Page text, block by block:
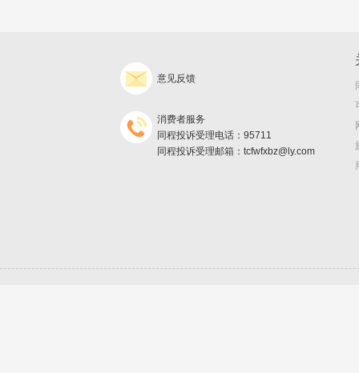
意见反馈
消费者服务
同程投诉受理电话：95711
同程投诉受理邮箱：tcfwfxbz@ly.com